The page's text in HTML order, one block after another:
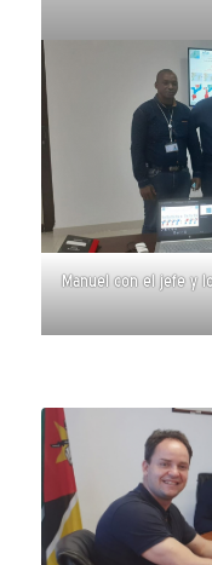
Manuel con el jefe y